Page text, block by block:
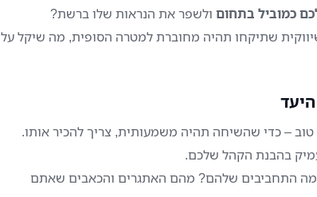
כמוביל בתחום ולשפר את הנראות שלו ברשת?
שתיקחו תהיה מחוברת למטרה הסופית, מה שיקל על
– כדי שהשיחה תהיה משמעותית, צריך להכיר אותו.
בהבנת הקהל שלכם.
מה התחביבים שלהם? מהם האתגרים והכאבים שאתם